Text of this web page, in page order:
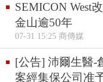
SEMICON West
金山逾50年
07-31 15:25 商傳媒
[公告] 沛爾生醫-
案經集保公司准